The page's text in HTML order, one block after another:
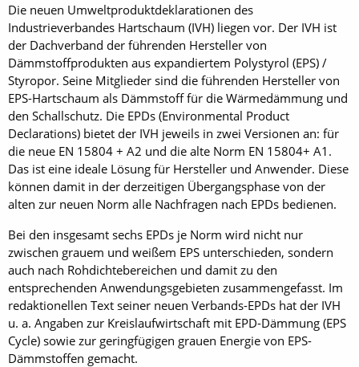
Die neuen Umweltproduktdeklarationen des
Industrieverbandes Hartschaum (IVH) liegen vor. Der IVH ist
der Dachverband der führenden Hersteller von
Dämmstoffprodukten aus expandiertem Polystyrol (EPS) /
Styropor. Seine Mitglieder sind die führenden Hersteller von
EPS-Hartschaum als Dämmstoff für die Wärmedämmung und
den Schallschutz. Die EPDs (Environmental Product
Declarations) bietet der IVH jeweils in zwei Versionen an: für
die neue EN 15804 + A2 und die alte Norm EN 15804+ A1.
Das ist eine ideale Lösung für Hersteller und Anwender. Diese
können damit in der derzeitigen Übergangsphase von der
alten zur neuen Norm alle Nachfragen nach EPDs bedienen.
Bei den insgesamt sechs EPDs je Norm wird nicht nur
zwischen grauem und weißem EPS unterschieden, sondern
auch nach Rohdichtebereichen und damit zu den
entsprechenden Anwendungsgebieten zusammengefasst. Im
redaktionellen Text seiner neuen Verbands-EPDs hat der IVH
u. a. Angaben zur Kreislaufwirtschaft mit EPD-Dämmung (EPS
Cycle) sowie zur geringfügigen grauen Energie von EPS-
Dämmstoffen gemacht.